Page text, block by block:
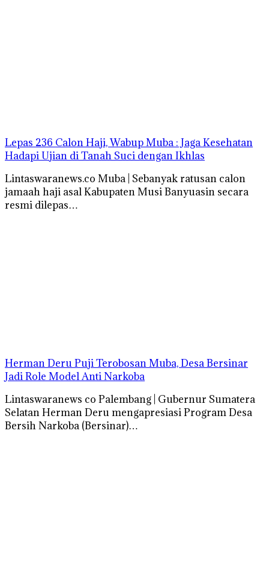
Lepas 236 Calon Haji, Wabup Muba : Jaga Kesehatan
Hadapi Ujian di Tanah Suci dengan Ikhlas
Lintaswaranews.co Muba | Sebanyak ratusan calon
jamaah haji asal Kabupaten Musi Banyuasin secara
resmi dilepas…
Herman Deru Puji Terobosan Muba, Desa Bersinar
Jadi Role Model Anti Narkoba
Lintaswaranews co Palembang | Gubernur Sumatera
Selatan Herman Deru mengapresiasi Program Desa
Bersih Narkoba (Bersinar)…